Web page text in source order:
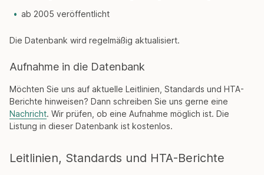
ab 2005 veröffentlicht
Die Datenbank wird regelmäßig aktualisiert.
Aufnahme in die Datenbank
Möchten Sie uns auf aktuelle Leitlinien, Standards und HTA-
Berichte hinweisen? Dann schreiben Sie uns gerne eine
Nachricht. Wir prüfen, ob eine Aufnahme möglich ist. Die
Listung in dieser Datenbank ist kostenlos.
Leitlinien, Standards und HTA-Berichte